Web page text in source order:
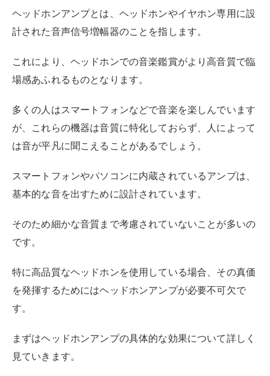
ヘッドホンアンプとは、ヘッドホンやイヤホン専用に設
計された音声信号増幅器のことを指します。
これにより、ヘッドホンでの音楽鑑賞がより高音質で臨
場感あふれるものとなります。
多くの人はスマートフォンなどで音楽を楽しんでいます
が、これらの機器は音質に特化しておらず、人によって
は音が平凡に聞こえることがあるでしょう。
スマートフォンやパソコンに内蔵されているアンプは、
基本的な音を出すために設計されています。
そのため細かな音質まで考慮されていないことが多いの
です。
特に高品質なヘッドホンを使用している場合、その真価
を発揮するためにはヘッドホンアンプが必要不可欠で
す。
まずはヘッドホンアンプの具体的な効果について詳しく
見ていきます。